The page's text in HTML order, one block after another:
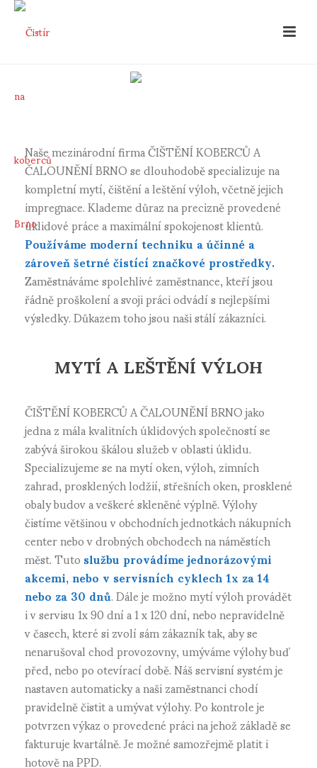
Naše mezinárodní firma ČIŠTĚNÍ KOBERCŮ A
ČALOUNĚNÍ BRNO se dlouhodobě specializuje na
kompletní mytí, čištění a leštění výloh, včetně jejich
impregnace. Klademe důraz na precizně provedené
úklidové práce a maximální spokojenost klientů.
Používáme moderní techniku a účinné a
zároveň šetrné čistící značkové prostředky.
Zaměstnáváme spolehlivé zaměstnance, kteří jsou
řádně proškolení a svoji práci odvádí s nejlepšími
výsledky. Důkazem toho jsou naši stálí zákazníci.
MYTÍ A LEŠTĚNÍ VÝLOH
ČIŠTĚNÍ KOBERCŮ A ČALOUNĚNÍ BRNO jako
jedna z mála kvalitních úklidových společností se
zabývá širokou škálou služeb v oblasti úklidu.
Specializujeme se na mytí oken, výloh, zimních
zahrad, prosklených lodžií, střešních oken, prosklené
obaly budov a veškeré skleněné výplně. Výlohy
čistíme většinou v obchodních jednotkách nákupních
center nebo v drobných obchodech na náměstích
měst. Tutoslužbu provádíme jednorázovými
akcemi, nebo v servisních cyklech 1x za 14
nebo za 30 dnů. Dále je možno mytí výloh provádět
i v servisu 1x 90 dní a 1 x 120 dní, nebo nepravidelně
v časech, které si zvolí sám zákazník tak, aby se
nenarušoval chod provozovny, umýváme výlohy buď
před, nebo po otevírací době. Náš servisní systém je
nastaven automaticky a naši zaměstnanci chodí
pravidelně čistit a umývat výlohy. Po kontrole je
potvrzen výkaz o provedené práci na jehož základě se
fakturuje kvartálně. Je možné samozřejmě platit i
hotově na PPD.